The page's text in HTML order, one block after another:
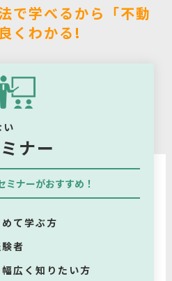
で学べるから「不動
くわかる!
ナー
ミナーがおすすめ！
て学ぶ方
者
広く知りたい方